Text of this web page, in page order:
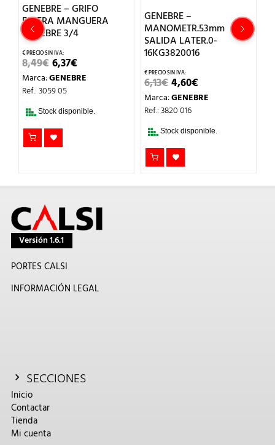
GENEBRE – GRIFO
ESFERA MANGUERA
GENEBRE 3/4
8,49€EL
PRECIO
ORIGINAL
ERA:
6,37€PRECIO
ACTUAL
Marca:GENEBRE
Ref.: 3059 05
Stock disponible.
GENEBRE –
MANOMETR.53mm
SALIDA LATER.0-
16KG3820016
6,13€EL
PRECIO
ORIGINAL
ERA:
4,60€PRECIO
ACTUAL
Marca:GENEBRE
Ref.: 3820 016
Stock disponible.
Versión 1.6.1
PORTES CALSI
INFORMACIÓN LEGAL
SECCIONES
Inicio
Contactar
Tienda
Mi cuenta